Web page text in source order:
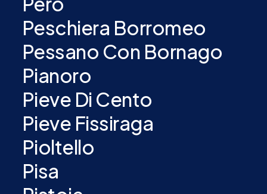
Peschiera Borromeo
Pessano Con Bornago
Pianoro
Pieve Di Cento
Pieve Fissiraga
Pioltello
Pisa